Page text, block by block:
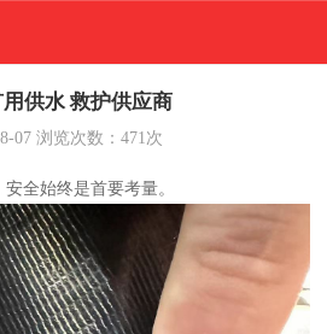
供水 救护供应商
07浏览次数： 471次
全始终是首要考量。